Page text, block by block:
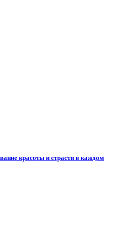
красоты и страсти в каждом